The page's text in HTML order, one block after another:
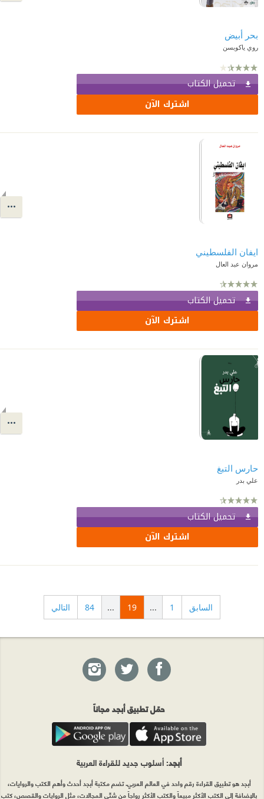
بحر أبيض
روي ياكوبسن
تحميل الكتاب
اشترك الآن
ايفان الفلسطيني
مروان عبد العال
تحميل الكتاب
اشترك الآن
حارس التبغ
علي بدر
تحميل الكتاب
اشترك الآن
السابق 1
...
19
...
84 التالي
حمّل تطبيق أبجد مجاناً
أبجد: أسلوب جديد للقراءة العربية
أبجد هو تطبيق القراءة رقم واحد في العالم العربي. تضم مكتبة أبجد أحدث وأهم الكتب والروايات،
بالإضافة إلى الكتب الأكثر مبيعاً والكتب الأكثر رواجاً من شتّى المجالات، مثل الروايات والقصص، كتب